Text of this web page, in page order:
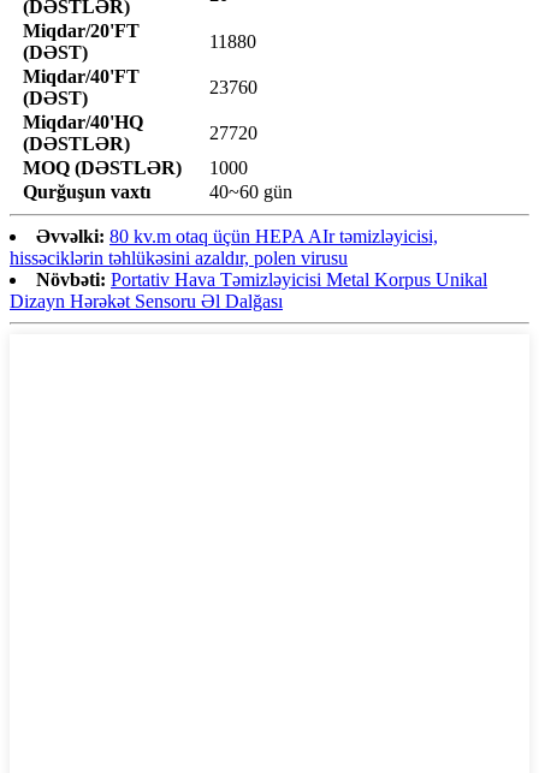
(DƏSTLƏR)
Miqdar/20'FT
(DƏST)
11880
Miqdar/40'FT
(DƏST)
23760
Miqdar/40'HQ
(DƏSTLƏR)
27720
MOQ (DƏSTLƏR)
1000
Qurğuşun vaxtı
40~60 gün
Əvvəlki: 80 kv.m otaq üçün HEPA AIr təmizləyicisi,
hissəciklərin təhlükəsini azaldır, polen virusu
Növbəti: Portativ Hava Təmizləyicisi Metal Korpus Unikal
Dizayn Hərəkət Sensoru Əl Dalğası